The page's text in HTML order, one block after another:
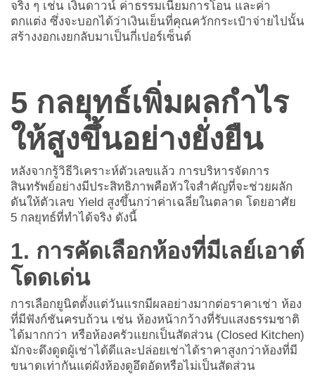
จริง ๆ เช่น เงินดาวน์ ค่าธรรมเนียมการโอน และค่า
ตกแต่ง ซึ่งจะบอกได้ว่าเงินเย็นที่คุณควักกระเป๋าจ่ายไปนั้น
สร้างงอกเงยกลับมาเป็นกี่เปอร์เซ็นต์
5 กลยุทธ์เพิ่มผลกำไร
ให้สูงขึ้นอย่างยั่งยืน
หลังจากรู้วิธีวิเคราะห์ตัวเลขแล้ว การบริหารจัดการ
สินทรัพย์อย่างมีประสิทธิภาพคือหัวใจสำคัญที่จะช่วยผลัก
ดันให้ตัวเลข Yield สูงขึ้นกว่าค่าเฉลี่ยในตลาด โดยอาศัย
5 กลยุทธ์ที่ทำได้จริง ดังนี้
1. การคัดเลือกห้องที่มีเลย์เอาต์
โดดเด่น
การเลือกยูนิตตั้งแต่วันแรกมีผลอย่างมากต่อราคาเช่า ห้อง
ที่มีฟังก์ชันครบถ้วน เช่น ห้องหน้ากว้างที่รับแสงธรรมชาติ
ได้มากกว่า หรือห้องครัวแยกเป็นสัดส่วน (Closed Kitchen)
มักจะดึงดูดผู้เช่าได้ดีและปล่อยเช่าได้ราคาสูงกว่าห้องที่มี
ขนาดเท่ากันแต่ผังห้องดูอึดอัดหรือไม่เป็นสัดส่วน